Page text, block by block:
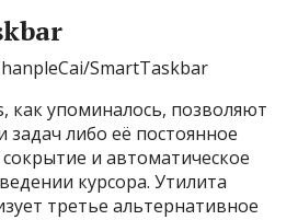
SmartTaskbar
как упоминалось, позволяют
задач либо её постоянное
и автоматическое
курсора. Утилита
третье альтернативное